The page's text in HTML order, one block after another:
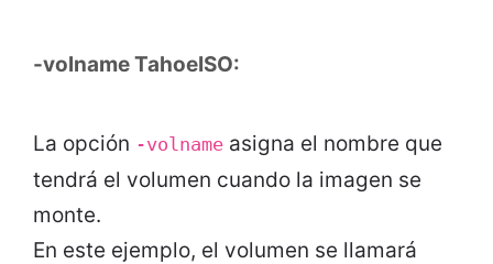
-volname TahoeISO:
La opción -volname asigna el nombre que
tendrá el volumen cuando la imagen se
monte.
En este ejemplo, el volumen se llamará